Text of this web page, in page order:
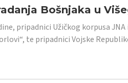
Bošnjaka u
pripadnici Užičkog korpusa
te pripadnici Vojske